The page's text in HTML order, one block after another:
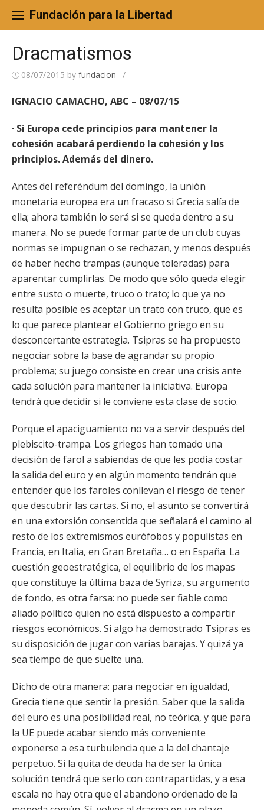
content
Fundación para la Libertad
Dracmatismos
08/07/2015 by fundacion /
IGNACIO CAMACHO, ABC – 08/07/15
· Si Europa cede principios para mantener la
cohesión acabará perdiendo la cohesión y los
principios. Además del dinero.
Antes del referéndum del domingo, la unión
monetaria europea era un fracaso si Grecia salía de
ella; ahora también lo será si se queda dentro a su
manera. No se puede formar parte de un club cuyas
normas se impugnan o se rechazan, y menos después
de haber hecho trampas (aunque toleradas) para
aparentar cumplirlas. De modo que sólo queda elegir
entre susto o muerte, truco o trato; lo que ya no
resulta posible es aceptar un trato con truco, que es
lo que parece plantear el Gobierno griego en su
desconcertante estrategia. Tsipras se ha propuesto
negociar sobre la base de agrandar su propio
problema; su juego consiste en crear una crisis ante
cada solución para mantener la iniciativa. Europa
tendrá que decidir si le conviene esta clase de socio.
Porque el apaciguamiento no va a servir después del
plebiscito-trampa. Los griegos han tomado una
decisión de farol a sabiendas de que les podía costar
la salida del euro y en algún momento tendrán que
entender que los faroles conllevan el riesgo de tener
que descubrir las cartas. Si no, el asunto se convertirá
en una extorsión consentida que señalará el camino al
resto de los extremismos eurófobos y populistas en
Francia, en Italia, en Gran Bretaña… o en España. La
cuestión geoestratégica, el equilibrio de los mapas
que constituye la última baza de Syriza, su argumento
de fondo, es otra farsa: no puede ser fiable como
aliado político quien no está dispuesto a compartir
riesgos económicos. Si algo ha demostrado Tsipras es
su disposición de jugar con varias barajas. Y quizá ya
sea tiempo de que suelte una.
Dicho de otra manera: para negociar en igualdad,
Grecia tiene que sentir la presión. Saber que la salida
del euro es una posibilidad real, no teórica, y que para
la UE puede acabar siendo más conveniente
exponerse a esa turbulencia que a la del chantaje
perpetuo. Si la quita de deuda ha de ser la única
solución tendrá que serlo con contrapartidas, y a esa
escala no hay otra que el abandono ordenado de la